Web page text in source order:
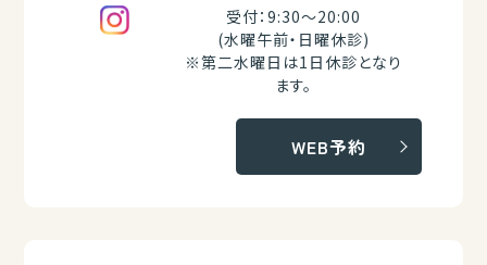
受付：9:30～20:00
(水曜午前・日曜休診)
※第二水曜日は1日休診となり
ます。
WEB予約